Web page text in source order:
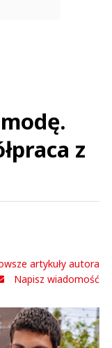
z
artykuły autora
Napisz wiadomość